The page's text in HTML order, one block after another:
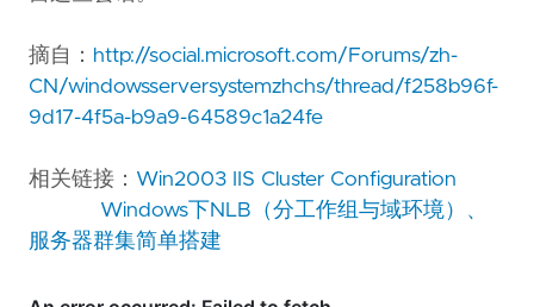
摘自： http://social.microsoft.com/Forums/zh-
CN/windowsserversystemzhchs/thread/f258b96f-
9d17-4f5a-b9a9-64589c1a24fe
相关链接： Win2003 IIS Cluster Configuration
Windows下NLB（分工作组与域环境）、
服务器群集简单搭建